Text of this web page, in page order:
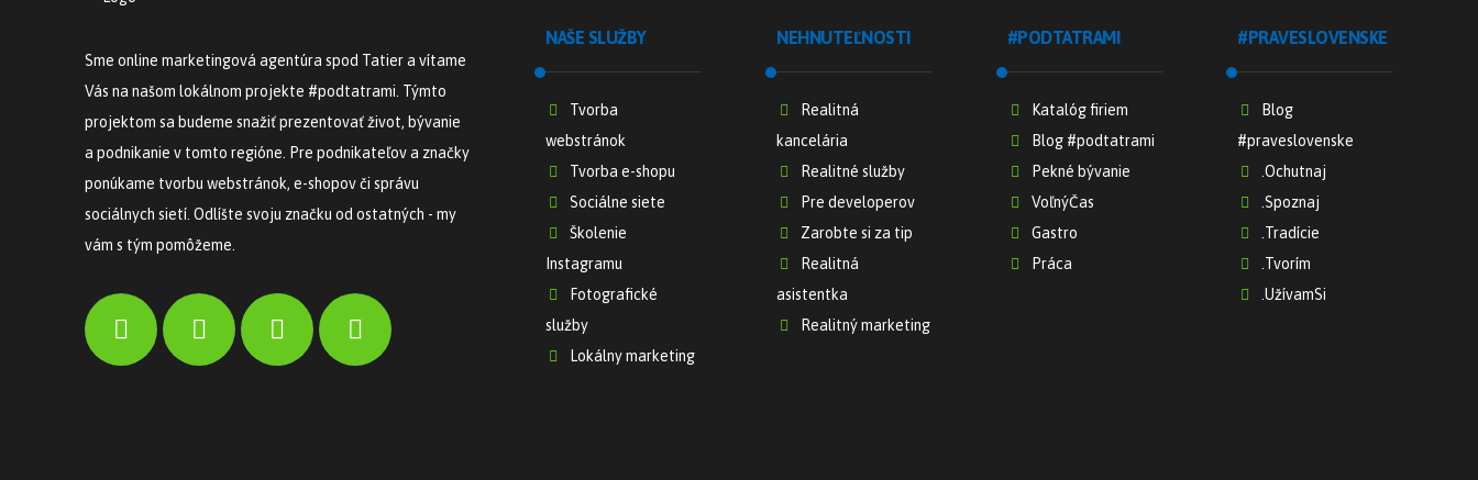
Sme online marketingová agentúra spod Tatier a vítame
Vás na našom lokálnom projekte #podtatrami. Týmto
projektom sa budeme snažiť prezentovať život, bývanie
a podnikanie v tomto regióne. Pre podnikateľov a značky
ponúkame tvorbu webstránok, e-shopov či správu
sociálnych sietí. Odlíšte svoju značku od ostatných - my
vám s tým pomôžeme.
NAŠE SLUŽBY
Tvorba
webstránok
Tvorba e-shopu
Sociálne siete
Školenie
Instagramu
Fotografické
služby
Lokálny marketing
NEHNUTEĽNOSTI
Realitná
kancelária
Realitné služby
Pre developerov
Zarobte si za tip
Realitná
asistentka
Realitný marketing
#PODTATRAMI
Katalóg firiem
Blog #podtatrami
Pekné bývanie
VoľnýČas
Gastro
Práca
#PRAVESLOVENSKE
Blog
#praveslovenske
.Ochutnaj
.Spoznaj
.Tradície
.Tvorím
.UžívamSi